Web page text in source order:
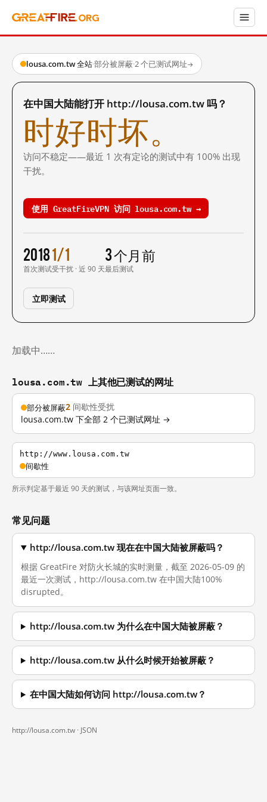
lousa.com.tw 全站·部分被屏蔽·2 个已测试网址→
在中国大陆能打开 http://lousa.com.tw 吗？
时好时坏。
访问不稳定——最近 1 次有定论的测试中有 100% 出现
干扰。
使用 GreatFireVPN 访问 lousa.com.tw →
2018
首次测试
1/1
受干扰 · 近 90 天
3 个月前
最后测试
立即测试
加载中……
lousa.com.tw 上其他已测试的网址
部分被屏蔽2 间歇性受扰
lousa.com.tw 下全部 2 个已测试网址 →
http://www.lousa.com.tw
间歇性
所示判定基于最近 90 天的测试，与该网址页面一致。
常见问题
http://lousa.com.tw 现在在中国大陆被屏蔽吗？
根据 GreatFire 对防火长城的实时测量，截至 2026-05-09 的
最近一次测试，http://lousa.com.tw 在中国大陆100%
disrupted。
http://lousa.com.tw 为什么在中国大陆被屏蔽？
http://lousa.com.tw 从什么时候开始被屏蔽？
在中国大陆如何访问 http://lousa.com.tw？
http://lousa.com.tw · JSON